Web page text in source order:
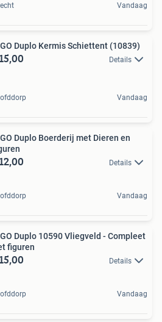
Vandaag
Duplo Kermis Schiettent (10839)
Details
Vandaag
Duplo Boerderij met Dieren en
Details
Vandaag
Duplo 10590 Vliegveld - Compleet
figuren
Details
Vandaag